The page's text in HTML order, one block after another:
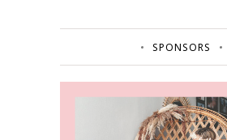
SPONSORS